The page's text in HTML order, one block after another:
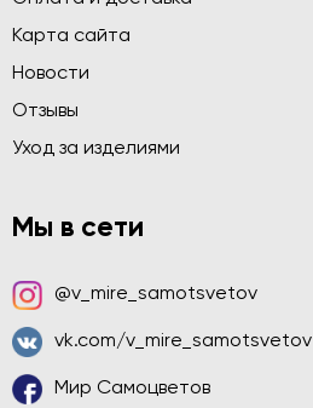
Карта сайта
Новости
Отзывы
Уход за изделиями
Мы в сети
@v_mire_samotsvetov
vk.com/v_mire_samotsvetov
Мир Самоцветов